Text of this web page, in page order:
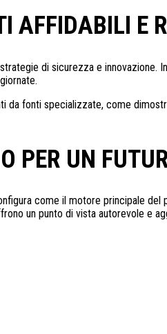
AFFIDABILI E
di sicurezza e innovazione.
fonti specializzate, come
PER UN
come il motore principale
un punto di vista autorevole e